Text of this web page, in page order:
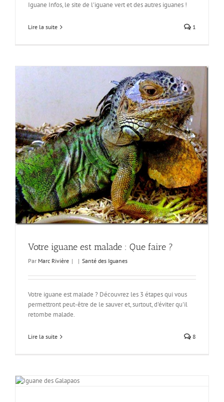
Iguane Infos, le site de l'iguane vert et des autres iguanes !
Lire la suite 1
Votre iguane est malade : Que faire ?
Par Marc Rivière | | Santé des Iguanes
Votre iguane est malade ? Découvrez les 3 étapes qui vous
permettront peut-être de le sauver et, surtout, d'éviter qu'il
retombe malade.
Lire la suite 8